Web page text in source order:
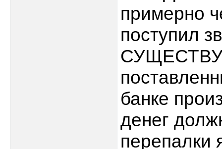
примерно
поступил
банке
денег
перепалки